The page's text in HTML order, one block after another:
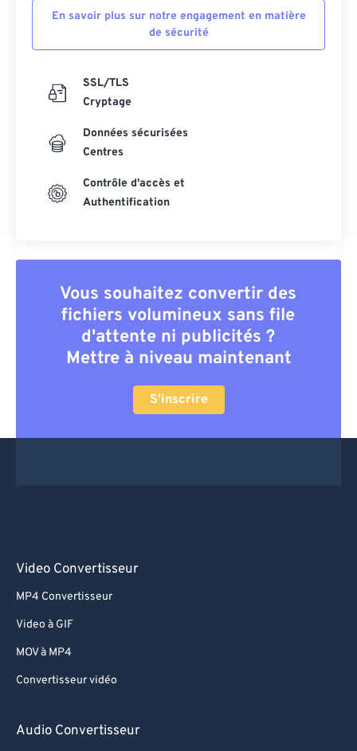
En savoir plus sur notre engagement en matière
de sécurité
SSL/TLS
Cryptage
Données sécurisées
Centres
Contrôle d'accès et
Authentification
Vous souhaitez convertir des
fichiers volumineux sans file
d'attente ni publicités ?
Mettre à niveau maintenant
S'inscrire
Video Convertisseur
MP4 Convertisseur
Video à GIF
MOV à MP4
Convertisseur vidéo
Audio Convertisseur